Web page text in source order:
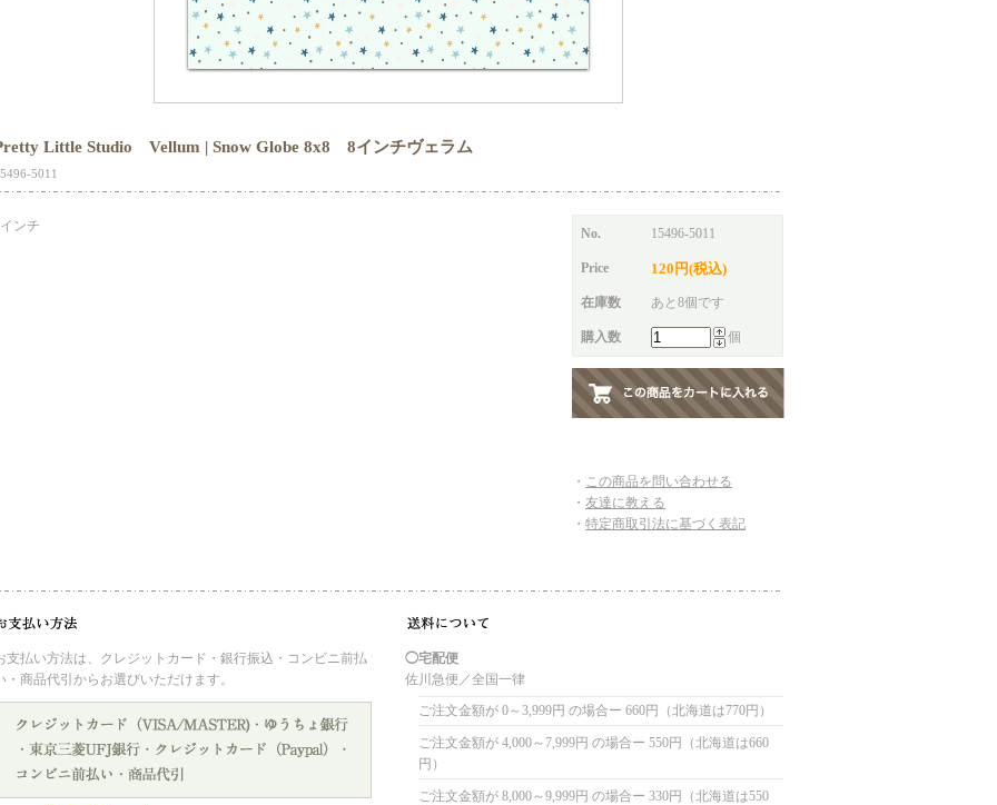
Little Studio Vellum | Snow Globe 8x8 8インチヴェラム
5011
ンチ No. 15496-5011
Price 120円(税込)
在庫数 あと8個です
購入数 個
・ この商品を問い合わせる
・ 友達に教える
・ 特定商取引法に基づく表記
支払い方法は、クレジットカード・銀行振込・コンビニ前払
・商品代引からお選びいただけます。
◯宅配便
佐川急便／全国一律
ご注文金額が 0～3,999円 の場合ー 660円（北海道は770円）
ご注文金額が 4,000～7,999円 の場合ー 550円（北海道は660
円）
ご注文金額が 8,000～9,999円 の場合ー 330円（北海道は550